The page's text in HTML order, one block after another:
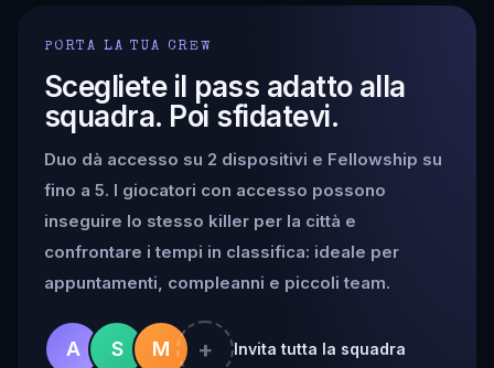
PORTA LA TUA CREW
Scegliete il pass adatto alla
squadra. Poi sfidatevi.
Duo dà accesso su 2 dispositivi e Fellowship su
fino a 5. I giocatori con accesso possono
inseguire lo stesso killer per la città e
confrontare i tempi in classifica: ideale per
appuntamenti, compleanni e piccoli team.
A S M + Invita tutta la squadra